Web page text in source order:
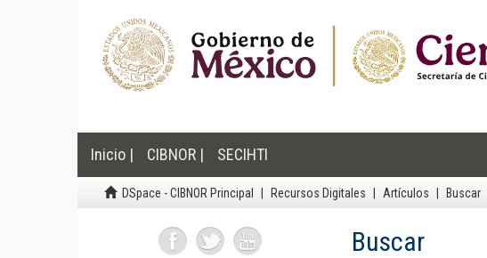
Inicio | CIBNOR | SECIHTI
DSpace - CIBNOR Principal Recursos Digitales Artículos Buscar
Buscar